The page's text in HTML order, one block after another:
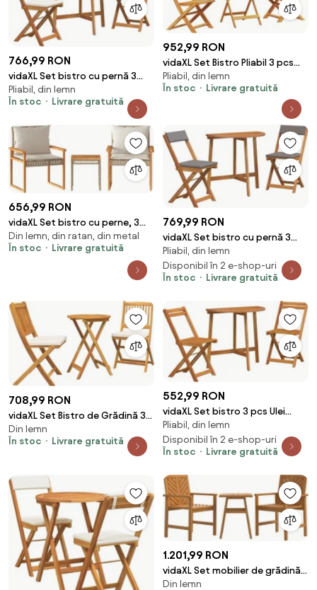
766,99 RON
vidaXL Set bistro cu pernă 3
pcs Ulei Natural Lemn Solid de
Acacia
Pliabil, din lemn
În stoc
Livrare gratuită
952,99 RON
vidaXL Set Bistro Pliabil 3 pcs
Maro Lemn Solid de Acacia
Pliabil, din lemn
În stoc
Livrare gratuită
656,99 RON
vidaXL Set bistro cu perne, 3
piese, bej, poliratan și lemn
acacia
Din lemn, din ratan, din metal
În stoc
Livrare gratuită
769,99 RON
vidaXL Set bistro cu pernă 3
pcs Ulei Natural Lemn Solid de
Acacia
Pliabil, din lemn
Disponibil în 2 e-shop-uri
În stoc
Livrare gratuită
708,99 RON
vidaXL Set Bistro de Grădină 3
pcs Maro Lemn Solid de Acacia
Din lemn
În stoc
Livrare gratuită
552,99 RON
vidaXL Set bistro 3 pcs Ulei
Natural Lemn Solid de Acacia
Pliabil, din lemn
Disponibil în 2 e-shop-uri
În stoc
Livrare gratuită
1.201,99 RON
vidaXL Set mobilier de grădină
cu perne, 3 piese, lemn masiv
Din lemn